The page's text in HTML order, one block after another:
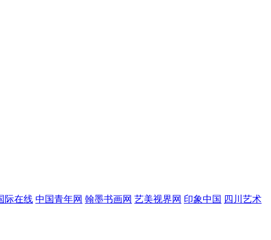
际在线 中国青年网 翰墨书画网 艺美视界网 印象中国 四川艺术